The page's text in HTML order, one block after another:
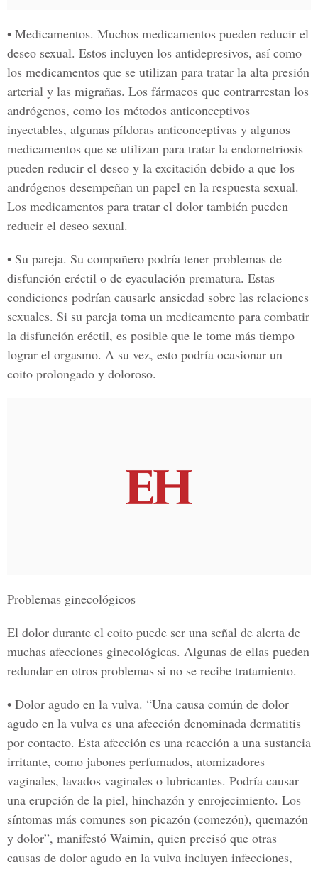
• Medicamentos. Muchos medicamentos pueden reducir el
deseo sexual. Estos incluyen los antidepresivos, así como
los medicamentos que se utilizan para tratar la alta presión
arterial y las migrañas. Los fármacos que contrarrestan los
andrógenos, como los métodos anticonceptivos
inyectables, algunas píldoras anticonceptivas y algunos
medicamentos que se utilizan para tratar la endometriosis
pueden reducir el deseo y la excitación debido a que los
andrógenos desempeñan un papel en la respuesta sexual.
Los medicamentos para tratar el dolor también pueden
reducir el deseo sexual.
• Su pareja. Su compañero podría tener problemas de
disfunción eréctil o de eyaculación prematura. Estas
condiciones podrían causarle ansiedad sobre las relaciones
sexuales. Si su pareja toma un medicamento para combatir
la disfunción eréctil, es posible que le tome más tiempo
lograr el orgasmo. A su vez, esto podría ocasionar un
coito prolongado y doloroso.
Problemas ginecológicos
El dolor durante el coito puede ser una señal de alerta de
muchas afecciones ginecológicas. Algunas de ellas pueden
redundar en otros problemas si no se recibe tratamiento.
• Dolor agudo en la vulva. “Una causa común de dolor
agudo en la vulva es una afección denominada dermatitis
por contacto. Esta afección es una reacción a una sustancia
irritante, como jabones perfumados, atomizadores
vaginales, lavados vaginales o lubricantes. Podría causar
una erupción de la piel, hinchazón y enrojecimiento. Los
síntomas más comunes son picazón (comezón), quemazón
y dolor”, manifestó Waimin, quien precisó que otras
causas de dolor agudo en la vulva incluyen infecciones,